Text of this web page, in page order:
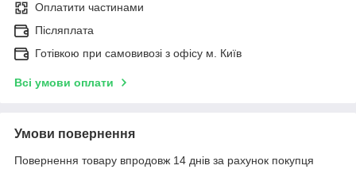
Оплатити частинами
Післяплата
Готівкою при самовивозі з офісу м. Київ
Всі умови оплати
Умови повернення
Повернення товару впродовж 14 днів за рахунок покупця